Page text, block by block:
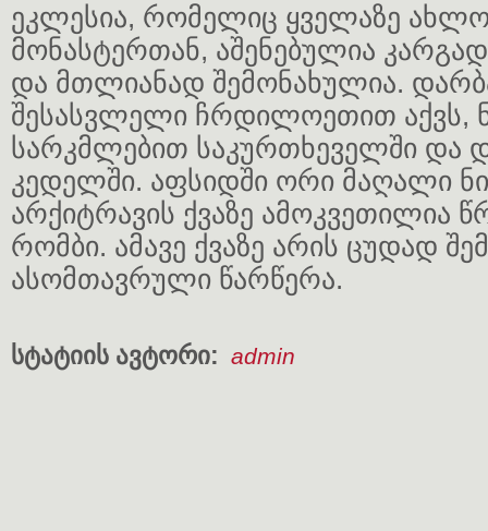
ეკლესია, რომელიც ყველაზე
მონასტერთან, აშენებულია
და მთლიანად შემონახულია.
შესასვლელი ჩრდილოეთით აქვს,
სარკმლებით საკურთხეველში და
კედელში. აფსიდში ორი მაღალი
არქიტრავის ქვაზე ამოკვეთილია
რომბი. ამავე ქვაზე არის ცუდად
ასომთავრული წარწერა.
სტატიის ავტორი: admin